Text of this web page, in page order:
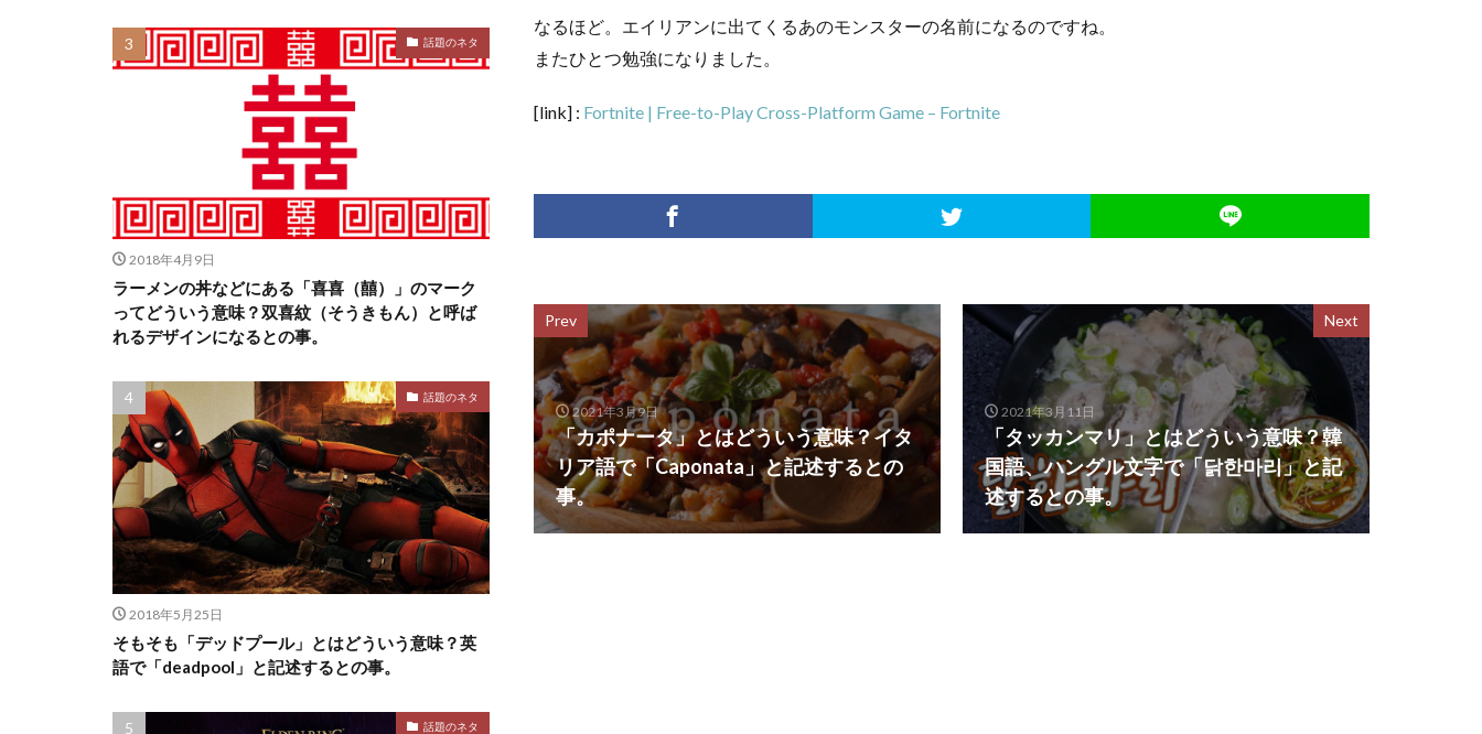
なるほど。エイリアンに出てくるあのモンスターの名前になるのですね。
またひとつ勉強になりました。
[link] : Fortnite | Free-to-Play Cross-Platform Game – Fortnite
Prev
2021年3月9日
「カポナータ」とはどういう意味？イタ
リア語で「Caponata」と記述するとの
事。
Next
2021年3月11日
「タッカンマリ」とはどういう意味？韓
国語、ハングル文字で「닭한마리」と記
述するとの事。
話題のネタ
2018年4月9日
ラーメンの丼などにある「喜喜（囍）」のマーク
ってどういう意味？双喜紋（そうきもん）と呼ば
れるデザインになるとの事。
話題のネタ
2018年5月25日
そもそも「デッドプール」とはどういう意味？英
語で「deadpool」と記述するとの事。
話題のネタ